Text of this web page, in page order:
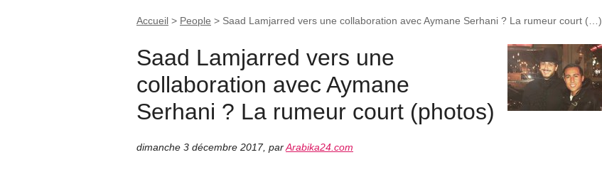
Accueil > People > Saad Lamjarred vers une collaboration avec Aymane Serhani ? La rumeur court (…)
Saad Lamjarred vers une
collaboration avec Aymane
Serhani ? La rumeur court (photos)
dimanche 3 décembre 2017, parArabika24.com